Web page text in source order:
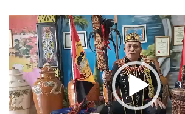
Pemutar
Video